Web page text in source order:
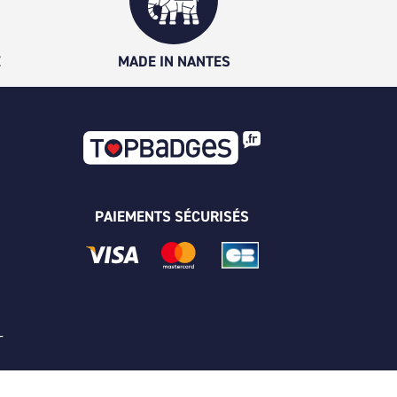
MADE IN NANTES
PAIEMENTS SÉCURISÉS